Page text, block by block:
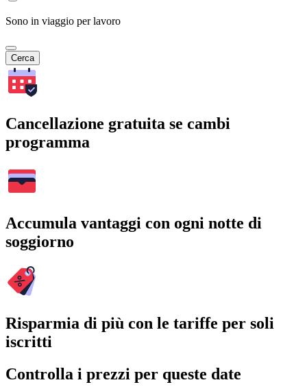
Sono in viaggio per lavoro
Cerca
Cancellazione gratuita se cambi
programma
Accumula vantaggi con ogni notte di
soggiorno
Risparmia di più con le tariffe per soli
iscritti
Controlla i prezzi per queste date